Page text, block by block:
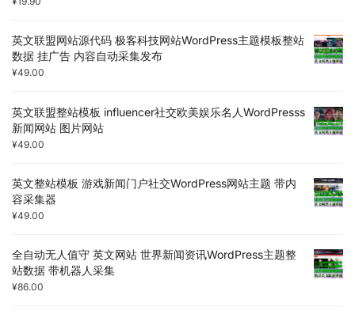
英文联盟网站源代码 极客科技网站WordPress主题模板整站
数据 挂广告 内容自动采集发布
¥49.00
英文联盟整站模板 influencer社交欧美娱乐名人WordPresss
新闻网站 图片网站
¥49.00
英文整站模板 游戏新闻门户社交WordPress网站主题 带内
容采集器
¥49.00
全自动无人值守 英文网站 世界新闻资讯WordPress主题整
站数据 带机器人采集
¥86.00